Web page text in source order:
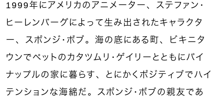
1999年にアメリカのアニメーター、ステファン・
ヒーレンバーグによって生み出されたキャラクタ
ー、スポンジ・ボブ。海の底にある町、ビキニタ
ウンでペットのカタツムリ・ゲイリーとともにパイ
ナップルの家に暮らす、とにかくポジティブでハイ
テンションな海綿だ。スポンジ・ボブの親友であ